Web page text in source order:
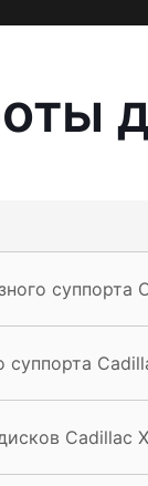
суппорта
суппорта
Cadillac